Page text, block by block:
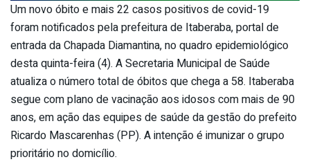
Um novo óbito e mais 22 casos positivos de covid-19
foram notificados pela prefeitura de Itaberaba, portal de
entrada da Chapada Diamantina, no quadro epidemiológico
desta quinta-feira (4). A Secretaria Municipal de Saúde
atualiza o número total de óbitos que chega a 58. Itaberaba
segue com plano de vacinação aos idosos com mais de 90
anos, em ação das equipes de saúde da gestão do prefeito
Ricardo Mascarenhas (PP). A intenção é imunizar o grupo
prioritário no domicílio.